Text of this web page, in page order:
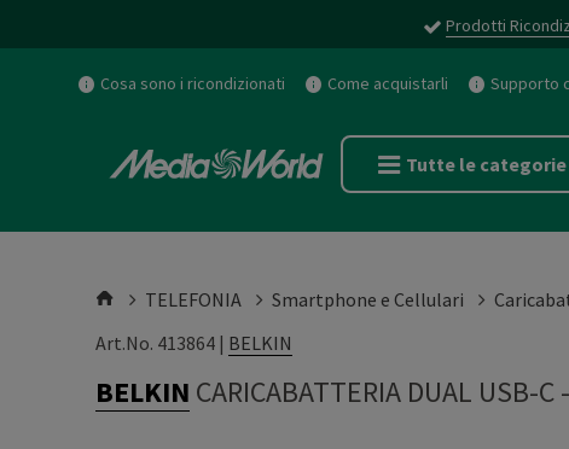
Prodotti
Cosa sono i ricondizionati Come acquistarli Supporto
Tutte le categorie
TELEFONIA Smartphone e Cellulari
Art.No. 413864 | BELKIN
BELKIN CARICABATTERIA DUAL USB-C-